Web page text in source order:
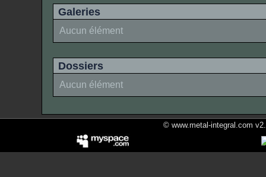
Galeries
Aucun élément
Dossiers
Aucun élément
© www.metal-integral.com